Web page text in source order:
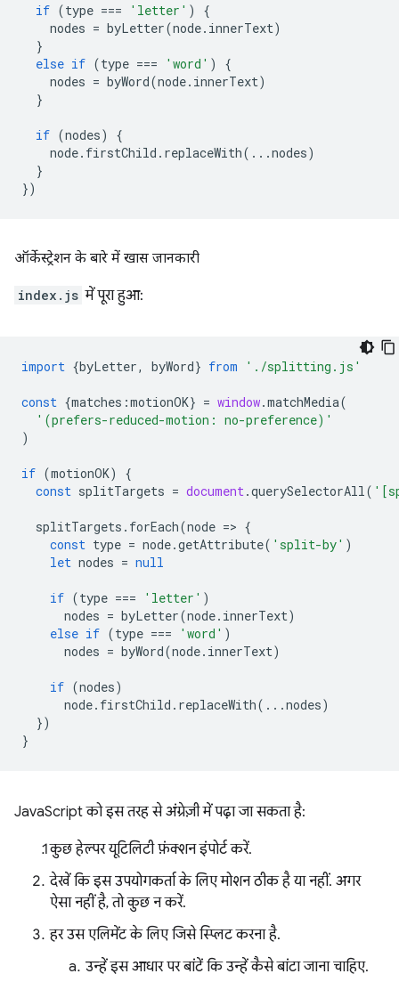
if (type === 'letter' )
{
nodes = byLetter(node. innerText)
}
else if (type === 'word' )
{
nodes = byWord(node. innerText)
}
if (nodes)
{
node. firstChild . replaceWith(...nodes)
}
})
ऑर्केस्ट्रेशन के बारे में खास जानकारी
index.js में पूरा हुआ:
import {byLetter, byWord} from './splitting.js'
const {matches :motionOK} = window.matchMedia(
'(prefers-reduced-motion: no-preference)'
)
if (motionOK)
{
const splitTargets = document.querySelectorAll(
splitTargets . forEach(node => {
const type = node.getAttribute( 'split-by' )
let nodes = null
if (type === 'letter' )
nodes = byLetter(node. innerText)
else if (type === 'word' )
nodes = byWord(node. innerText)
if (nodes)
node. firstChild . replaceWith(...nodes)
})
}
JavaScript को इस तरह से अंग्रेज़ी में पढ़ा जा सकता है:
कुछ हेल्पर यूटिलिटी फ़ंक्शन इंपोर्ट करें.
देखें कि इस उपयोगकर्ता के लिए मोशन ठीक है या नहीं. अगर
ऐसा नहीं है, तो कुछ न करें.
हर उस एलिमेंट के लिए जिसे स्प्लिट करना है.
उन्हें इस आधार पर बांटें कि उन्हें कैसे बांटा जाना चाहिए.